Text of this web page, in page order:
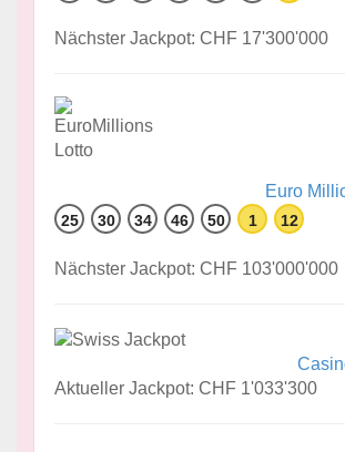
Nächster Jackpot: CHF 17'300'000
Euro
25 30 34 46 50 1 12
Nächster Jackpot: CHF 103'000'000
Aktueller Jackpot: CHF 1'033'300